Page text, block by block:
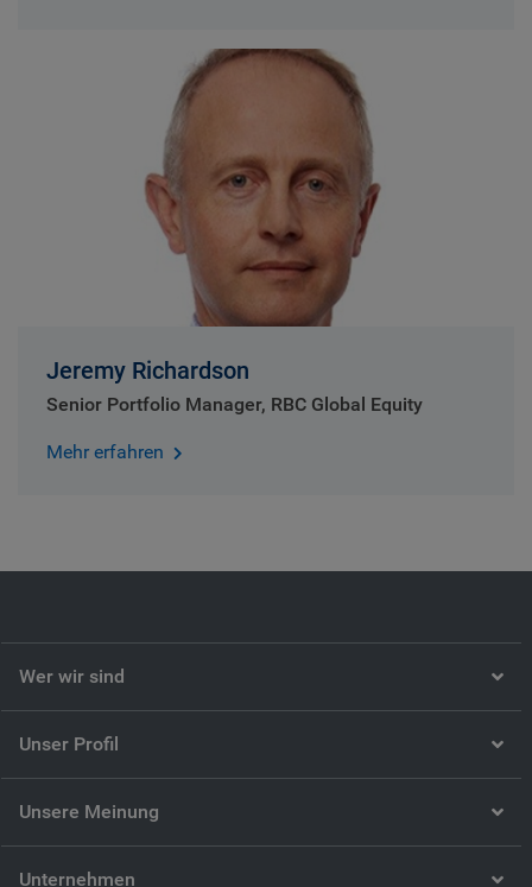
Jeremy Richardson
Senior Portfolio Manager, RBC Global Equity
Mehr erfahren
Wer wir sind
Unser Profil
Unsere Meinung
Unternehmen